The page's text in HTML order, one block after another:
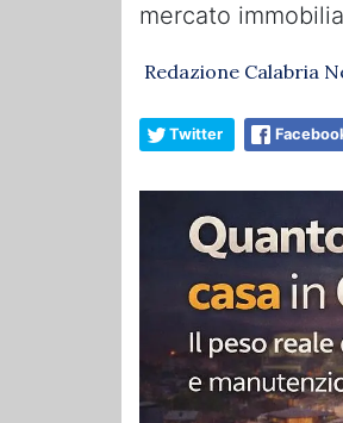
mercato
Redazione Calabria
Twitter